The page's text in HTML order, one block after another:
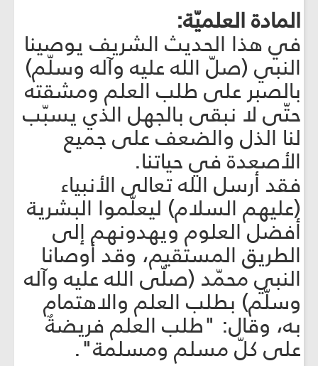
المادة العلميّة:
في هذا الحديث الشريف يوصينا
النبي (صلّ الله عليه وآله وسلّم)
بالصبر على طلب العلم ومشقته
حتّى لا نبقى بالجهل الذي يسبّب
لنا الذل والضعف على جميع
الأصعدة في حياتنا.
فقد أرسل الله تعالى الأنبياء
(عليهم السلام) ليعلّموا البشرية
أفضل العلوم ويهدونهم إلى
الطريق المستقيم، وقد أوصانا
النبي محمّد (صلّى الله عليه وآله
وسلّم) بطلب العلم والاهتمام
به، وقال: "طلب العلم فريضةٌ
على كلّ مسلم ومسلمة".